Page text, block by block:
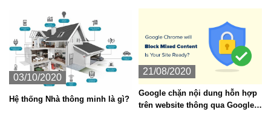
03/10/2020
Hệ thống Nhà thông minh là gì?
21/08/2020
Google chặn nội dung hỗn hợp
trên website thông qua Google